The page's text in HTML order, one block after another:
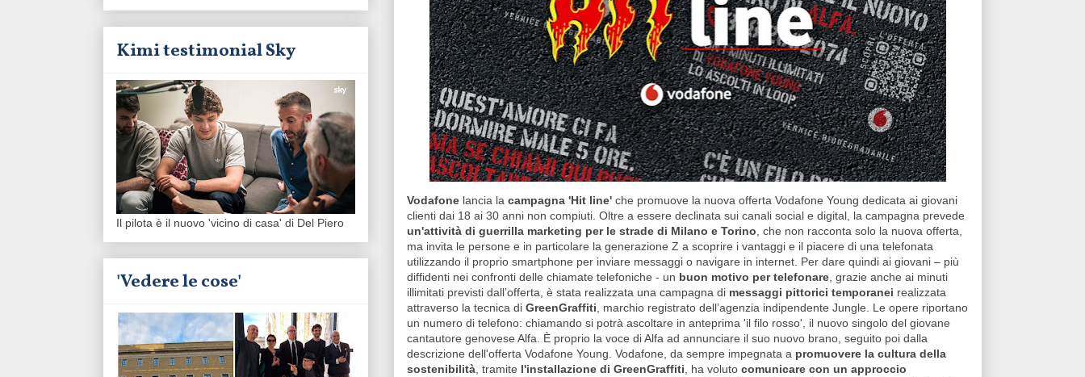
Vodafone lancia la campagna 'Hit line' che promuove la nuova offerta Vodafone Young dedicata ai giovani
clienti dai 18 ai 30 anni non compiuti. Oltre a essere declinata sui canali social e digital, la campagna prevede
un'attività di guerrilla marketing per le strade di Milano e Torino, che non racconta solo la nuova offerta,
ma invita le persone e in particolare la generazione Z a scoprire i vantaggi e il piacere di una telefonata
utilizzando il proprio smartphone per inviare messaggi o navigare in internet. Per dare quindi ai giovani – più
diffidenti nei confronti delle chiamate telefoniche - un buon motivo per telefonare, grazie anche ai minuti
illimitati previsti dall’offerta, è stata realizzata una campagna di messaggi pittorici temporanei realizzata
attraverso la tecnica di GreenGraffiti, marchio registrato dell’agenzia indipendente Jungle. Le opere riportano
un numero di telefono: chiamando si potrà ascoltare in anteprima 'il filo rosso', il nuovo singolo del giovane
cantautore genovese Alfa. È proprio la voce di Alfa ad annunciare il suo nuovo brano, seguito poi dalla
descrizione dell'offerta Vodafone Young. Vodafone, da sempre impegnata a promuovere la cultura della
sostenibilità, tramite l'installazione di GreenGraffiti, ha voluto comunicare con un approccio
Kimi testimonial Sky
Il pilota è il nuovo 'vicino di casa' di Del Piero
'Vedere le cose'